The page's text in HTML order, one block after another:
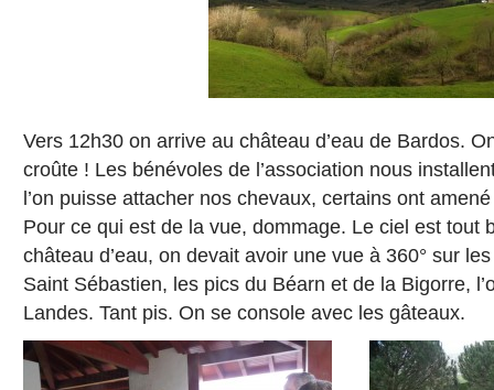
Vers 12h30 on arrive au château d’eau de Bardos.
croûte ! Les bénévoles de l’association nous
l’on puisse attacher nos chevaux, certains ont
Pour ce qui est de la vue, dommage. Le ciel est tout
château d’eau, on devait avoir une vue à 360° sur
Saint Sébastien, les pics du Béarn et de la Bigorre,
Landes. Tant pis. On se console avec les gâteaux.